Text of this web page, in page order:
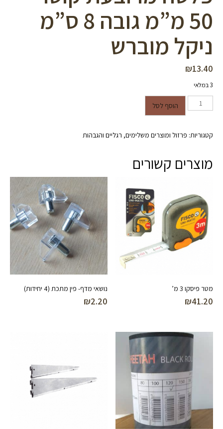
50 מ”מ גובה 8 ס”מ
ניקל מוברש
₪13.40
3 במלאי
כמות של רגל מתכווננת עם פלטה
הוסף לסל
קטגוריות: פרזול ומוצרים משלימים, רגליים והגבהות
מוצרים קשורים
מטר פיסקו 3 מ’
₪41.20
נושאי מדף- פין מתכת (4 יחידות)
₪2.20